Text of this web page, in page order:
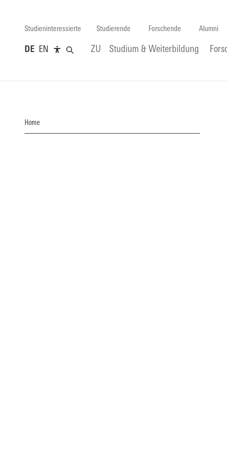
Studieninteressierte Studierende Forschende Alumni
DE EN ZU Studium & Weiterbildung
Home